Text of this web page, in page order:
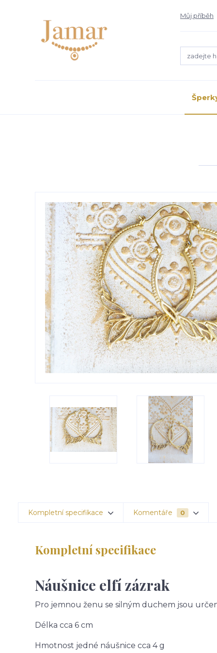
Můj příběh
Kompletní specifikace Komentáře 0
Kompletní specifikace
Náušnice elfí zázrak
Pro jemnou ženu se silným duchem jsou
Délka cca 6 cm
Hmotnost jedné náušnice cca 4 g